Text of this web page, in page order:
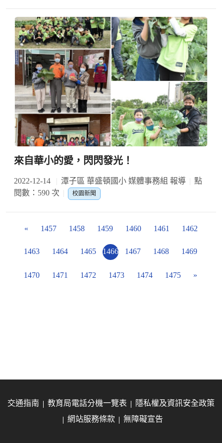
來自華小的愛，閃閃發光！
2022-12-14 潭子區 華盛頓國小 媒體事務組 報導
點
閱數：590 次
校園新聞
« 1457 1458 1459 1460 1461 1462
1463 1464 1465 1466 1467 1468 1469
1470 1471 1472 1473 1474 1475 »
交通指南 教育局電話分機一覽表
隱私權及資訊安全政策
網站服務條款
無障礙宣告